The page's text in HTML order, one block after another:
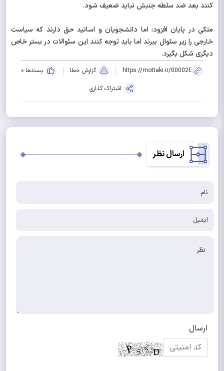
کنند بعد ضد سلطه جنبش نباید ضعیف شود.
متکی در پایان افزود: اما دانشجویان و اساتید حق دارند که سیاست
خارجی را زیر سئوال ببرند اما باید توجه کنند این سئوالات در بستر خاص
دیگری شکل بگیرد.
https://mottaki.ir/00002E گزارش خطا پسندها:0
اشتراک گذاری
ارسال نظر